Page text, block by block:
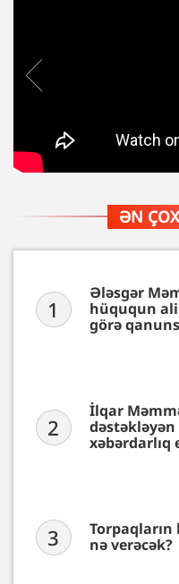
ƏN
1
Ələsgər
hüququn
görə
2
İlqar
xəbərdarlıq
3
nə verəcək?